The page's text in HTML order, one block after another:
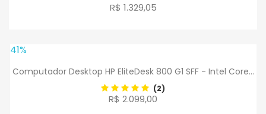
R$ 1.329,05
41%
Computador Desktop HP EliteDesk 800 G1 SFF - Intel Core...
(2)
R$ 2.099,00